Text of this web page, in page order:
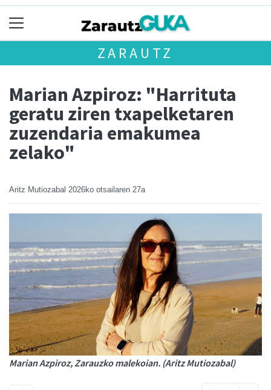
ZARAUTZ
Marian Azpiroz: "Harrituta
geratu ziren txapelketaren
zuzendaria emakumea
zelako"
Aritz Mutiozabal 2026ko otsailaren 27a
Marian Azpiroz, Zarauzko malekoian. (Aritz Mutiozabal)